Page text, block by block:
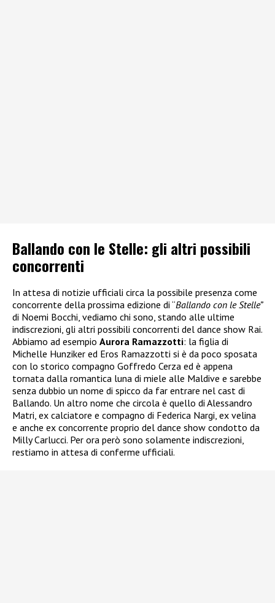
Ballando con le Stelle: gli altri possibili
concorrenti
In attesa di notizie ufficiali circa la possibile presenza come
concorrente della prossima edizione di “Ballando con le Stelle”
di Noemi Bocchi, vediamo chi sono, stando alle ultime
indiscrezioni, gli altri possibili concorrenti del dance show Rai.
Abbiamo ad esempio Aurora Ramazzotti: la figlia di
Michelle Hunziker ed Eros Ramazzotti si è da poco sposata
con lo storico compagno Goffredo Cerza ed è appena
tornata dalla romantica luna di miele alle Maldive e sarebbe
senza dubbio un nome di spicco da far entrare nel cast di
Ballando. Un altro nome che circola è quello di Alessandro
Matri, ex calciatore e compagno di Federica Nargi, ex velina
e anche ex concorrente proprio del dance show condotto da
Milly Carlucci. Per ora però sono solamente indiscrezioni,
restiamo in attesa di conferme ufficiali.